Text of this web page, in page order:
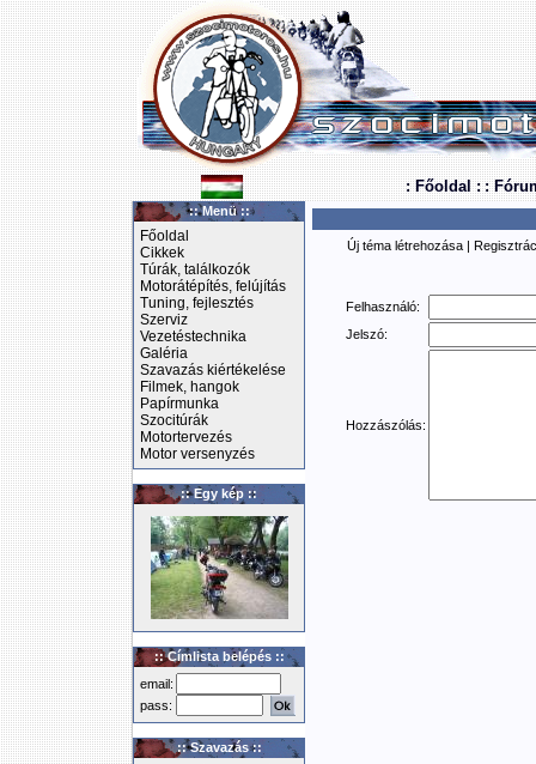
: Főoldal : :
:: Menü ::
Főoldal
Cikkek
Túrák, találkozók
Motorátépítés, felújítás
Tuning, fejlesztés
Szerviz
Vezetéstechnika
Galéria
Szavazás kiértékelése
Filmek, hangok
Papírmunka
Szocitúrák
Motortervezés
Motor versenyzés
:: Egy kép ::
:: Címlista belépés ::
email:
pass:
:: Szavazás ::
Új téma létrehozása |
Felhasználó:
Jelszó:
Hozzászólás: